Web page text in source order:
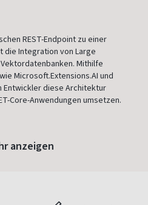
REST-Endpoint zu einer
Integration von Large
Mithilfe
Microsoft.Extensions.AI und
Entwickler diese Architektur
Core-Anwendungen umsetzen.
anzeigen